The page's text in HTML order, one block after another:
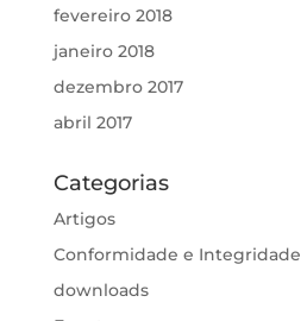
fevereiro 2018
janeiro 2018
dezembro 2017
abril 2017
Categorias
Artigos
Conformidade e Integridade
downloads